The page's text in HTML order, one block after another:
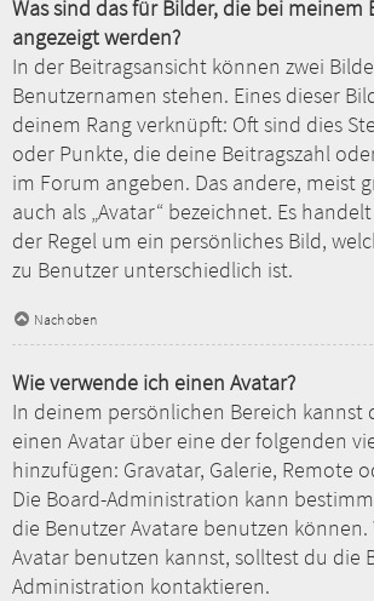
Was sind das für Bilder, die bei meinem
angezeigt werden?
In der Beitragsansicht können zwei
Benutzernamen stehen. Eines dieser
deinem Rang verknüpft: Oft sind dies
oder Punkte, die deine Beitragszahl
im Forum angeben. Das andere, meist
auch als „Avatar“ bezeichnet. Es
der Regel um ein persönliches Bild,
zu Benutzer unterschiedlich ist.
Nach oben
Wie verwende ich einen Avatar?
In deinem persönlichen Bereich kannst
einen Avatar über eine der folgenden
hinzufügen: Gravatar, Galerie, Remote
Die Board-Administration kann
die Benutzer Avatare benutzen können.
Avatar benutzen kannst, solltest du die
Administration kontaktieren.